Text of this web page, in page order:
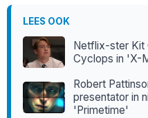
LEES OOK
Netflix-ster Kit
Cyclops in 'X-
Robert
presentator in
'Primetime'